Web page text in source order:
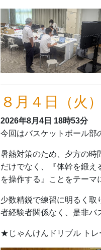
８月４日（火
2026年8月4日 18時53分
今回はバスケットボール部
暑熱対策のため、夕方の時
だけでなく、『体幹を鍛え
を操作する』ことをテーマ
少数精鋭で練習に明るく取
者経験者関係なく、是非バ
★じゃんけんドリブル